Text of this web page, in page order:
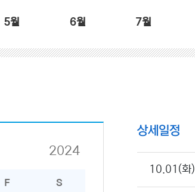
5월 6월 7월
2024
F S
상세일정
10.01(화)